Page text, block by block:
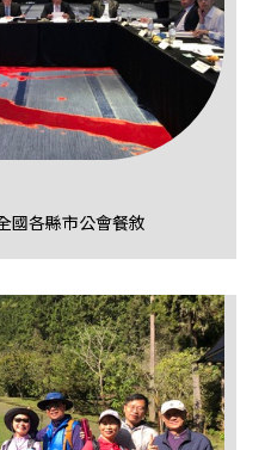
國各縣市公會餐敘